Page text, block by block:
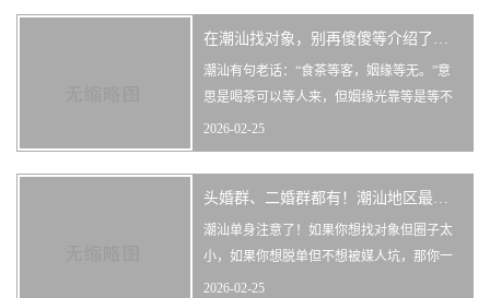
头、辐射广深，专为潮汕单身男女搭建真
实、高效的脱单桥梁。没有虚假套路，不搞
噱头营销，只靠实名审核、精准匹配、全程
护航的实在服务，赢得数万潮汕家庭的信赖
在潮汕找对象，别再傻傻等介绍了！进这个群只要100多，一年50多对结婚！
潮汕有句老话：“食茶等客，姻缘等无。”意
思是喝茶可以等人来，但姻缘光靠等是等不
到的！如果你还在靠亲戚朋友介绍，那真的
太被动了！介绍一个等仨月，见完面不合适
又要重新等，什么时候才能脱单？现在潮汕
聪明点的单身都进了这个群——盛世婚姻说
媒微信相亲交友群！🎯潮汕地区最大的相亲
微信群我们是目前汕头、揭阳
2026-02-25
头婚群、二婚群都有！潮汕地区最大的微信相亲群，进群只要100多！
潮汕单身注意了！如果你想找对象但圈子太
小，如果你想脱单但不想被媒人坑，那你一
定要了解这个——盛世婚姻说媒微信相亲交
2026-02-25